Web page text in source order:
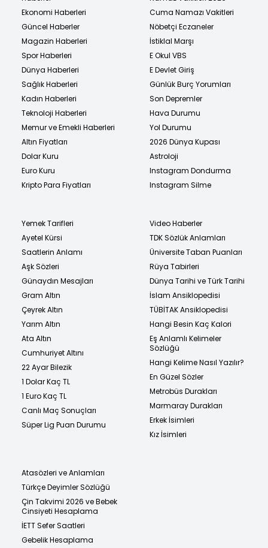
Ekonomi Haberleri
Güncel Haberler
Magazin Haberleri
Spor Haberleri
Dünya Haberleri
Sağlık Haberleri
Kadın Haberleri
Teknoloji Haberleri
Memur ve Emekli Haberleri
Altın Fiyatları
Dolar Kuru
Euro Kuru
Kripto Para Fiyatları
Cuma Namazı Vakitleri
Nöbetçi Eczaneler
İstiklal Marşı
E Okul VBS
E Devlet Giriş
Günlük Burç Yorumları
Son Depremler
Hava Durumu
Yol Durumu
2026 Dünya Kupası
Astroloji
Instagram Dondurma
Instagram Silme
Yemek Tarifleri
Ayetel Kürsi
Saatlerin Anlamı
Aşk Sözleri
Günaydın Mesajları
Gram Altın
Çeyrek Altın
Yarım Altın
Ata Altın
Cumhuriyet Altını
22 Ayar Bilezik
1 Dolar Kaç TL
1 Euro Kaç TL
Canlı Maç Sonuçları
Süper Lig Puan Durumu
Video Haberler
TDK Sözlük Anlamları
Üniversite Taban Puanları
Rüya Tabirleri
Dünya Tarihi ve Türk Tarihi
İslam Ansiklopedisi
TÜBİTAK Ansiklopedisi
Hangi Besin Kaç Kalori
Eş Anlamlı Kelimeler
Sözlüğü
Hangi Kelime Nasıl Yazılır?
En Güzel Sözler
Metrobüs Durakları
Marmaray Durakları
Erkek İsimleri
Kız İsimleri
Atasözleri ve Anlamları
Türkçe Deyimler Sözlüğü
Çin Takvimi 2026 ve Bebek
Cinsiyeti Hesaplama
İETT Sefer Saatleri
Gebelik Hesaplama